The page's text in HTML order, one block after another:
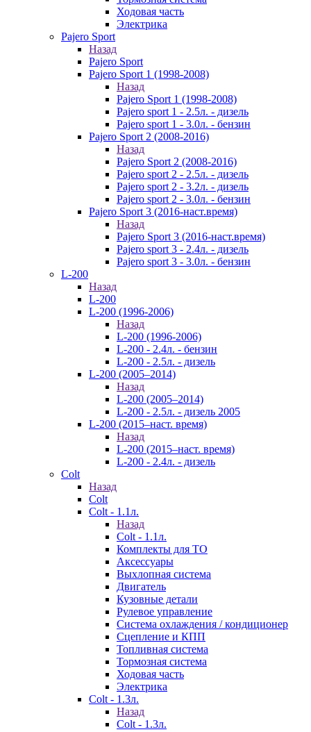
Ходовая часть
Электрика
Pajero Sport
Назад
Pajero Sport
Pajero Sport 1 (1998-2008)
Назад
Pajero Sport 1 (1998-2008)
Pajero sport 1 - 2.5л. - дизель
Pajero sport 1 - 3.0л. - бензин
Pajero Sport 2 (2008-2016)
Назад
Pajero Sport 2 (2008-2016)
Pajero sport 2 - 2.5л. - дизель
Pajero sport 2 - 3.2л. - дизель
Pajero sport 2 - 3.0л. - бензин
Pajero Sport 3 (2016-наст.время)
Назад
Pajero Sport 3 (2016-наст.время)
Pajero sport 3 - 2.4л. - дизель
Pajero sport 3 - 3.0л. - бензин
L-200
Назад
L-200
L-200 (1996-2006)
Назад
L-200 (1996-2006)
L-200 - 2.4л. - бензин
L-200 - 2.5л. - дизель
L-200 (2005–2014)
Назад
L-200 (2005–2014)
L-200 - 2.5л. - дизель 2005
L-200 (2015–наст. время)
Назад
L-200 (2015–наст. время)
L-200 - 2.4л. - дизель
Colt
Назад
Colt
Colt - 1.1л.
Назад
Colt - 1.1л.
Комплекты для ТО
Аксессуары
Выхлопная система
Двигатель
Кузовные детали
Рулевое управление
Система охлаждения / кондиционер
Сцепление и КПП
Топливная система
Тормозная система
Ходовая часть
Электрика
Colt - 1.3л.
Назад
Colt - 1.3л.